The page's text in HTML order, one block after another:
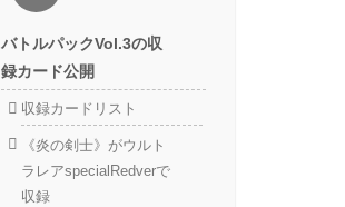
バトルパックVol.3の収
録カード公開
収録カードリスト
《炎の剣士》がウルト
ラレアspecialRedverで
収録